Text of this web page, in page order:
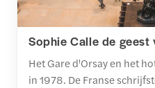
Sophie Calle de geest
Het Gare d'Orsay en het
in 1978. De Franse